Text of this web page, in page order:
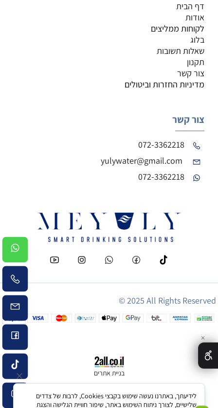
דף הבית
אודות
לקוחות ממליצים
בלוג
שאלות תשובות
תקנון
צור קשר
מדיניות החזרות וביטולים
צור קשר
072-3362218
072-3362218
© 2025 All Rights Reserved
בניית אתרים
✕
לידיעתך, באתרנו נעשה שימוש בקבצי Cookies, לרבות של צדדים
שלישיים, לצורך ניתוח השימוש באתר, שיפור חוויית הגלישה והצגת